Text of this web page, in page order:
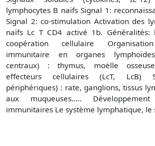
lymphocytes B naïfs Signal 1:
Signal 2: co-stimulation Activation des
naïfs Lc T CD4 activé 1b. Généralités:
coopération cellulaire
immunitaire en organes
centraux) : thymus, moëlle
effecteurs cellulaires (LcT, LcB)
périphériques) : rate, ganglions, tissus
aux muqueuses.....
immunitaires Le système lymphatique, le